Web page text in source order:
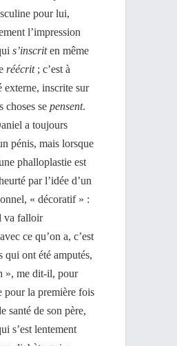
pour lui,
l’impression
s’inscriten même
réécrit; c’est à
externe, inscrite sur
choses se pensent.
a toujours
pénis, mais lorsque
phalloplastie est
par l’idée d’un
« décoratif » :
va falloir
ce qu’on a, c’est
qui ont été amputés,
», me dit-il, pour
pour la première fois
santé de son père,
s’est lentement